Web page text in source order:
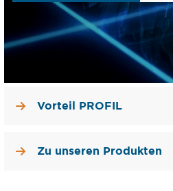
Kunden als hervorragend
Vorteil PROFIL
Zu unseren Produkten